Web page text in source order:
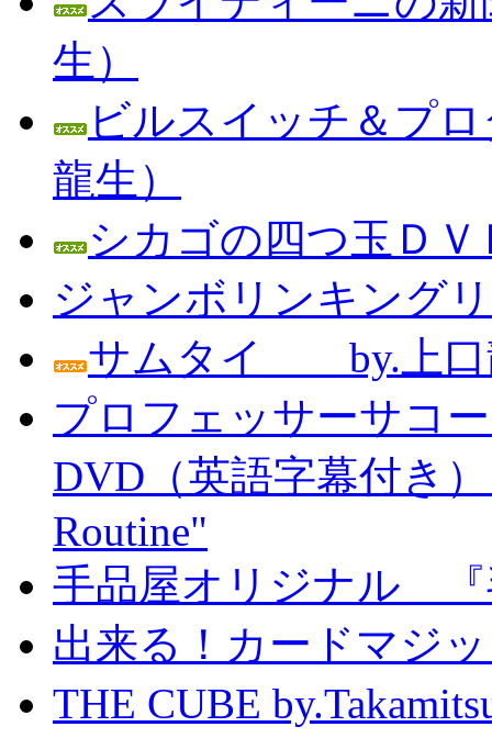
生）
ビルスイッチ＆プ
龍生）
シカゴの四つ玉Ｄ
ジャンボリンキング
サムタイ by.上口
プロフェッサーサコ
DVD（英語字幕付き
Routine"
手品屋オリジナル 『
出来る！カードマジ
THE CUBE